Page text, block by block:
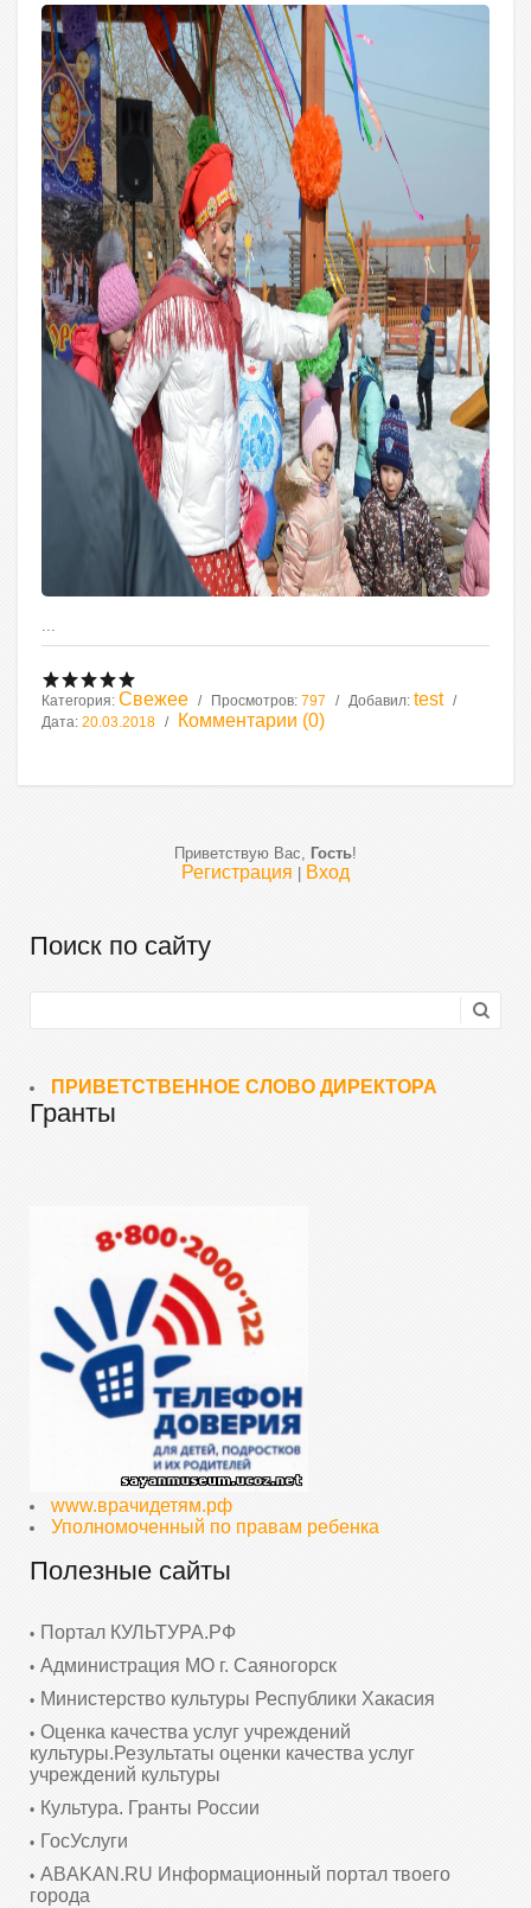
...
Категория: Свежее Просмотров: 797 Добавил: test
Дата: 20.03.2018 Комментарии (0)
Приветствую Вас, Гость!
Регистрация Вход
Поиск по сайту
ПРИВЕТСТВЕННОЕ СЛОВО ДИРЕКТОРА
Гранты
www.врачидетям.рф
Уполномоченный по правам ребенка
Полезные сайты
Портал КУЛЬТУРА.РФ
Администрация МО г. Саяногорск
Министерство культуры Республики Хакасия
Оценка качества услуг учреждений
культуры.Результаты оценки качества услуг
учреждений культуры
Культура. Гранты России
ГосУслуги
ABAKAN.RU Информационный портал твоего
города